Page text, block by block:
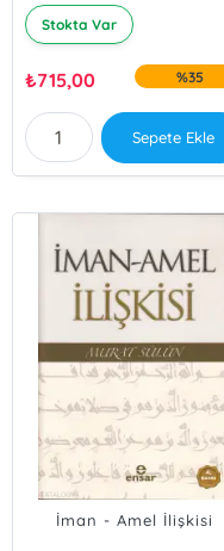
Stokta Var
₺715,00 %35
Sepete Ekle
İman - Amel İlişkisi